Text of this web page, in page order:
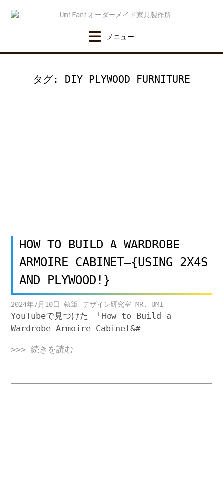
タグ: DIY PLYWOOD FURNITURE
HOW TO BUILD A WARDROBE
ARMOIRE CABINET–{USING 2X4S
AND PLYWOOD!}
2024年7月10日 デザイン研究室 MR. UMI
YouTubeで見つけた 「How to Build a
Wardrobe Armoire Cabinet&#
>>> 続きを読む